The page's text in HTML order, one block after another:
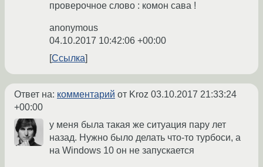
проверочное слово : комон сава !
anonymous
04.10.2017 10:42:06 +00:00
Ссылка
Ответ на: комментарий от Kroz 03.10.2017 21:33:24
+00:00
у меня была такая же ситуация пару лет
назад. Нужно было делать что-то турбоси, а
на Windows 10 он не запускается